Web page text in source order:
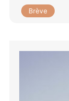
Brève